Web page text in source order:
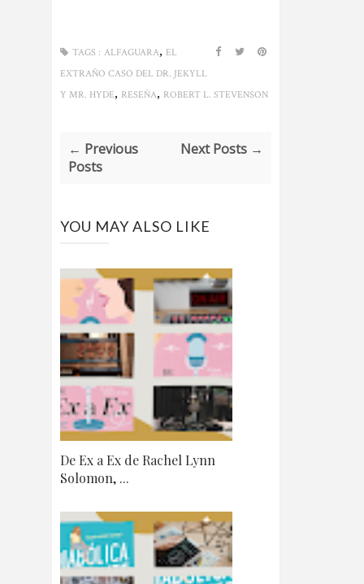
TAGS : ALFAGUARA, EL
EXTRAÑO CASO DEL DR. JEKYLL
Y MR. HYDE, RESEÑA, ROBERT L. STEVENSON
← Previous
Posts
Next Posts →
YOU MAY ALSO LIKE
De Ex a Ex de Rachel Lynn
Solomon, ...